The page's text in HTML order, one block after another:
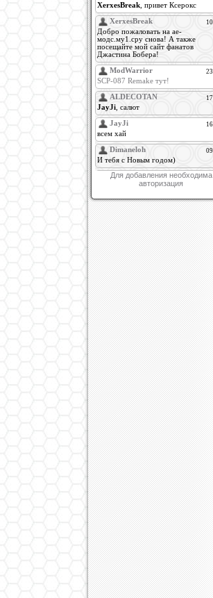
Для добавления необходима
авторизация